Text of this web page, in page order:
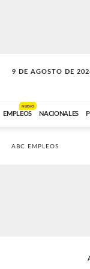
9 DE AGOSTO DE
SOLO MÚSICA
EMPLEOS
NUEVO
NACIONALES
ABC EMPLEOS